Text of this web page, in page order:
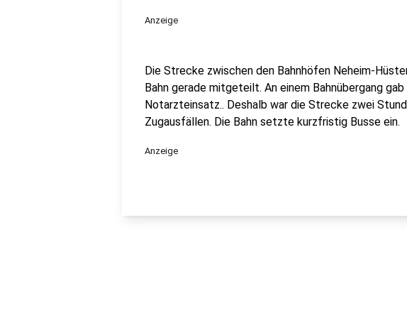
Anzeige
Die Strecke zwischen den Bahnhöfen Neheim-
Bahn gerade mitgeteilt. An einem Bahnübergang
Notarzteinsatz.. Deshalb war die Strecke zwei
Zugausfällen. Die Bahn setzte kurzfristig Busse ein.
Anzeige